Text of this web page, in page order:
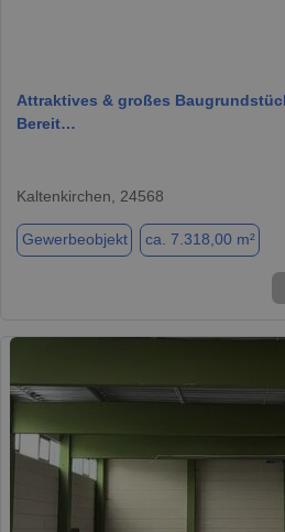
Attraktives & großes
Bereit…
Kaltenkirchen, 24568
Gewerbeobjekt ca. 7.318,00 m²